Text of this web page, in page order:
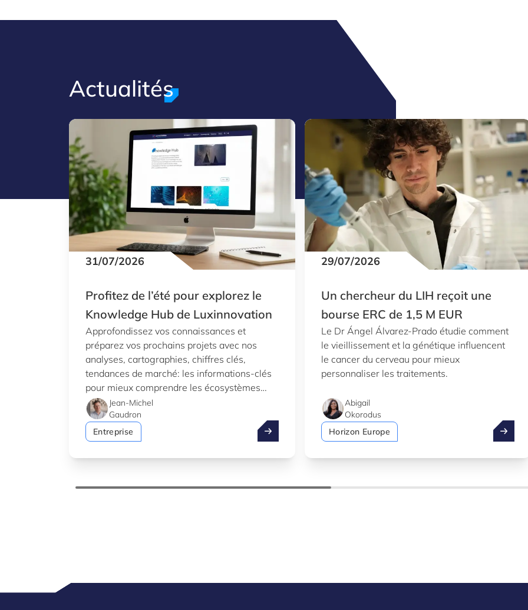
Actualités
31/07/2026
Profitez de l’été pour explorez le
Knowledge Hub de Luxinnovation
Approfondissez vos connaissances et
préparez vos prochains projets avec nos
analyses, cartographies, chiffres clés,
tendances de marché: les informations-clés
pour mieux comprendre les écosystèmes
d’innovation au Luxembourg.
Jean-Michel
Gaudron
Entreprise
Profitez de l’été pour explorez le Knowledge Hub de
29/07/2026
Un chercheur du LIH reçoit une
bourse ERC de 1,5 M EUR
Le Dr Ángel Álvarez-Prado étudie comment
le vieillissement et la génétique influencent
le cancer du cerveau pour mieux
personnaliser les traitements.
Abigail
Okorodus
Horizon Europe
Un